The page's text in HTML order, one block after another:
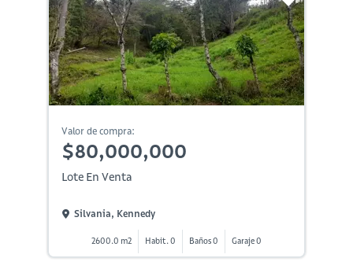
Valor de compra:
$80,000,000
Lote En Venta
Silvania, Kennedy
2600.0 m2 Habit. 0 Baños 0 Garaje 0